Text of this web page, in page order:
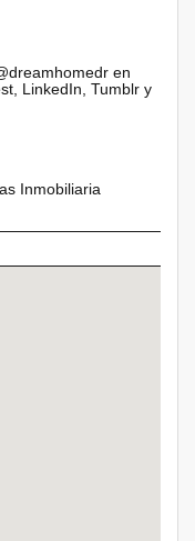
en
LinkedIn, Tumblr y
Inmobiliaria